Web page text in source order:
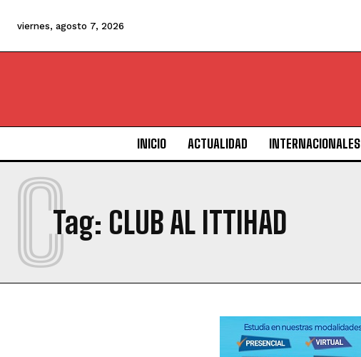
viernes, agosto 7, 2026
INICIO ACTUALIDAD INTERNACIONALES
Tag: CLUB AL ITTIHAD
C